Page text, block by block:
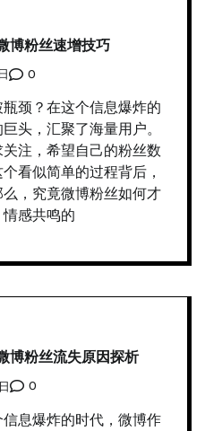
博粉丝速增技巧
0
颈？在这个信息爆炸的
头，汇聚了海量用户。
注，希望自己的粉丝数
看似简单的过程背后，
，究竟微博粉丝如何才
感共鸣的
博粉丝流失原因探析
0
息爆炸的时代，微博作